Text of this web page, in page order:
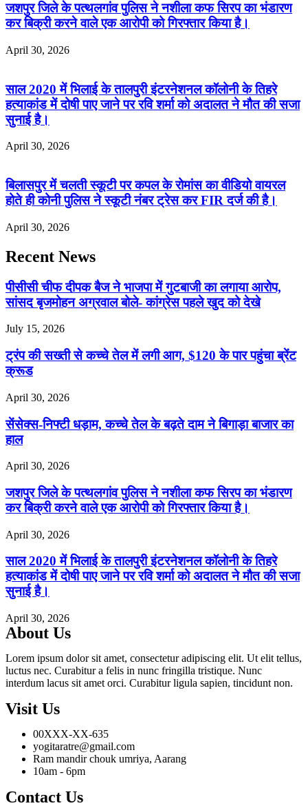
जशपुर जिले के पत्थलगांव पुलिस ने नशीला कफ सिरप का भंडारण
कर बिक्री करने वाले एक आरोपी को गिरफ्तार किया है।
April 30, 2026
साल 2020 में भिलाई के तालपुरी इंटरनेशनल कॉलोनी के तिहरे
हत्याकांड में दोषी पाए जाने पर रवि शर्मा को अदालत ने मौत की सजा
सुनाई है।
April 30, 2026
बिलासपुर में चलती स्कूटी पर कपल के रोमांस का वीडियो वायरल
होते ही कोनी पुलिस ने स्कूटी नंबर ट्रेस कर FIR दर्ज की है।
April 30, 2026
Recent News
पीसीसी चीफ दीपक बैज ने भाजपा में गुटबाजी का लगाया आरोप,
सांसद बृजमोहन अग्रवाल बोले- कांग्रेस पहले खुद को देखे
July 15, 2026
ट्रंप की सख्ती से कच्चे तेल में लगी आग, $120 के पार पहुंचा ब्रेंट
क्रूड
April 30, 2026
सेंसेक्स-निफ्टी धड़ाम, कच्चे तेल के बढ़ते दाम ने बिगाड़ा बाजार का
हाल
April 30, 2026
जशपुर जिले के पत्थलगांव पुलिस ने नशीला कफ सिरप का भंडारण
कर बिक्री करने वाले एक आरोपी को गिरफ्तार किया है।
April 30, 2026
साल 2020 में भिलाई के तालपुरी इंटरनेशनल कॉलोनी के तिहरे
हत्याकांड में दोषी पाए जाने पर रवि शर्मा को अदालत ने मौत की सजा
सुनाई है।
April 30, 2026
About Us
Lorem ipsum dolor sit amet, consectetur adipiscing elit. Ut elit tellus,
luctus nec. Curabitur a felis in nunc fringilla tristique. Nunc
interdum lacus sit amet orci. Curabitur ligula sapien, tincidunt non.
Visit Us
00XXX-XX-635
yogitaratre@gmail.com
Ram mandir chouk umriya, Aarang
10am - 6pm
Contact Us